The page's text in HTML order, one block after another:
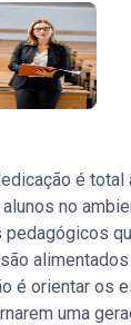
é total
no
é orientar os
uma